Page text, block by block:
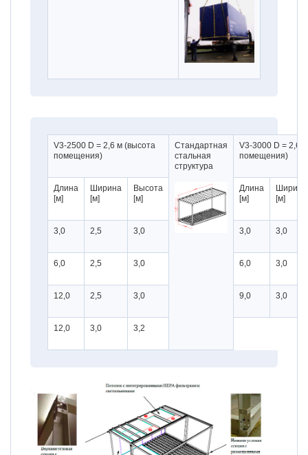
V3-2500 D = 2,6 м (высота
помещения)
Стандартная
стальная
структура
V3-3000 D = 2,6
помещения)
Длина
[м]
Ширина
[м]
Высота
[м]
Длина
[м]
Ширина
[м]
3,0 2,5 3,0 3,0 3,0
6,0 2,5 3,0 6,0 3,0
12,0 2,5 3,0 9,0 3,0
12,0 3,0 3,2